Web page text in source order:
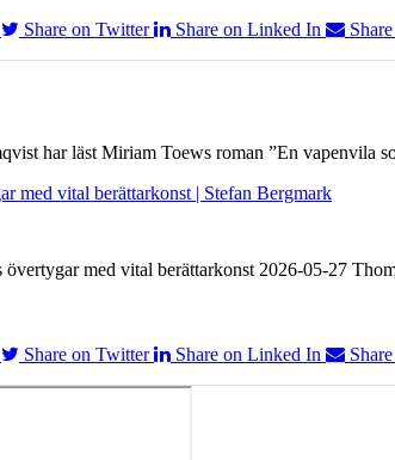
Share on Twitter Share on Linked In
har läst Miriam Toews roman ”En vapenvila
med vital berättarkonst | Stefan Bergmark
med vital berättarkonst 2026-05-27
Share on Twitter Share on Linked In